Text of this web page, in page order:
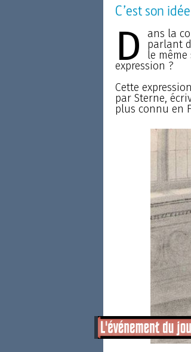
C’est son
D
ans la
parlant
le
expression ?
Cette
par Sterne,
plus connu en